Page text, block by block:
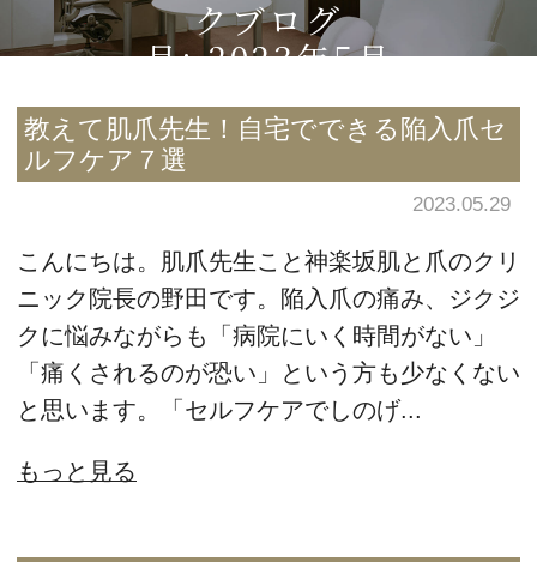
クブログ
月:2023年5月
教えて肌爪先生！自宅でできる陥入爪セ
ルフケア７選
2023.05.29
こんにちは。肌爪先生こと神楽坂肌と爪のクリ
ニック院長の野田です。陥入爪の痛み、ジクジ
クに悩みながらも「病院にいく時間がない」
「痛くされるのが恐い」という方も少なくない
と思います。「セルフケアでしのげ...
もっと見る